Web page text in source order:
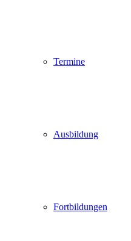
Termine
Ausbildung
Fortbildungen